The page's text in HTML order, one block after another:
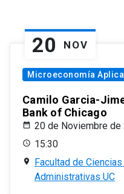
20 NOV
Microeconomía
Camilo Garcia-
Bank of Chicago
20 de Noviembre de
15:30
Facultad de
Administrativas UC